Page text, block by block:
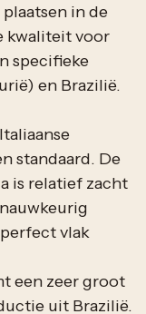
in de
kwaliteit voor
specifieke
en Brazilië.
standaard. De
is relatief zacht
vlak
een zeer groot
uit Brazilië.